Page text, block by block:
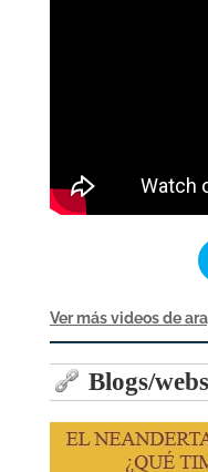
Ver más videos de
Blogs/